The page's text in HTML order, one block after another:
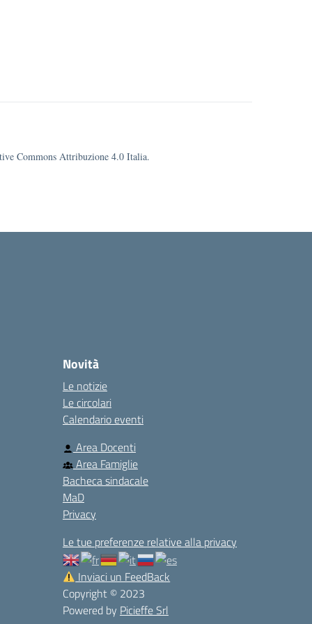
Commons Attribuzione 4.0 Italia.
Novità
Le notizie
Le circolari
Calendario eventi
Area Docenti
Area Famiglie
Bacheca sindacale
MaD
Privacy
Le tue preferenze relative alla privacy
Inviaci un FeedBack
Copyright © 2023
Powered by Picieffe Srl